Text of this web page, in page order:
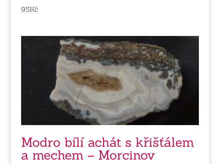
95Kč
Modro bílí achát s křišťálem
a mechem – Morcinov